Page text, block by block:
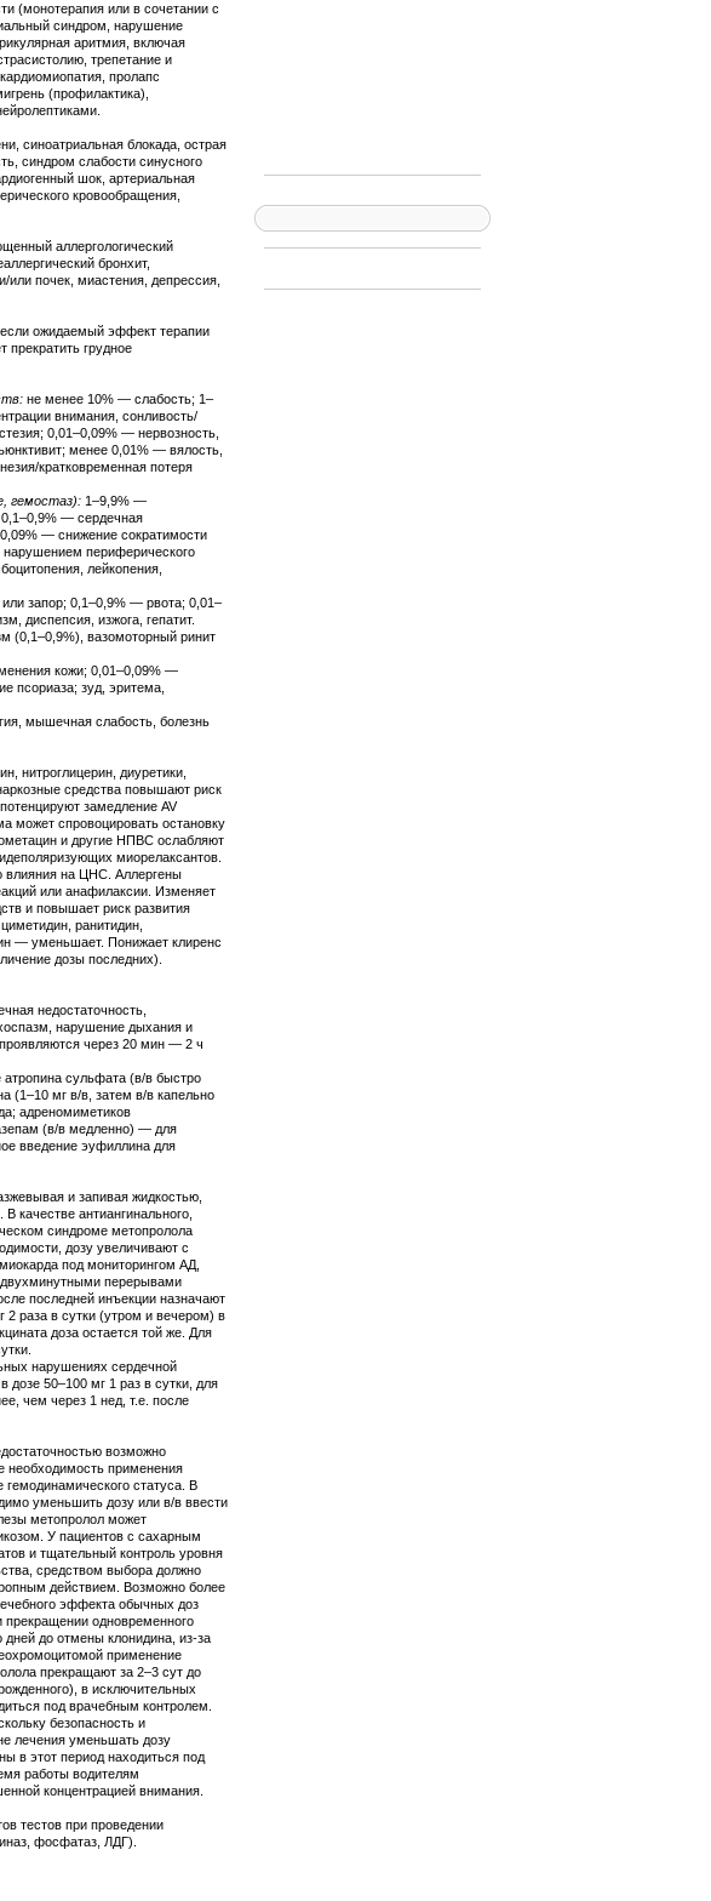
(монотерапия или в сочетании с
синдром, нарушение
аритмия, включая
трепетание и
пролапс
(профилактика),
синоатриальная блокада, острая
синдром слабости синусного
шок, артериальная
кровообращения,
аллергологический
бронхит,
почек, миастения, депрессия,
ожидаемый эффект терапии
грудное
не менее 10% — слабость; 1–
внимания, сонливость/
0,01–0,09% — нервозность,
менее 0,01% — вялость,
кратковременная потеря
гемостаз): 1–9,9% —
0,1–0,9% — сердечная
— снижение сократимости
периферического
лейкопения,
запор; 0,1–0,9% — рвота; 0,01–
диспепсия, изжога, гепатит.
(0,1–0,9%), вазомоторный ринит
кожи; 0,01–0,09% —
псориаза; зуд, эритема,
мышечная слабость, болезнь
нитроглицерин, диуретики,
средства повышают риск
замедление AV
может спровоцировать остановку
и другие НПВС ослабляют
миорелаксантов.
влияния на ЦНС. Аллергены
или анафилаксии. Изменяет
и повышает риск развития
ранитидин,
— уменьшает. Понижает клиренс
дозы последних).
недостаточность,
нарушение дыхания и
через 20 мин — 2 ч
сульфата (в/в быстро
(1–10 мг в/в, затем в/в капельно
адреномиметиков
(в/в медленно) — для
введение эуфиллина для
и запивая жидкостью,
качестве антиангинального,
синдроме метопролола
дозу увеличивают с
под мониторингом АД,
двухминутными перерывами
последней инъекции назначают
раза в сутки (утром и вечером) в
доза остается той же. Для
нарушениях сердечной
дозе 50–100 мг 1 раз в сутки, для
чем через 1 нед, т.е. после
возможно
необходимость применения
статуса. В
уменьшить дозу или в/в ввести
метопролол может
У пациентов с сахарным
и тщательный контроль уровня
средством выбора должно
действием. Возможно более
эффекта обычных доз
прекращении одновременного
до отмены клонидина, из-за
применение
прекращают за 2–3 сут до
в исключительных
под врачебным контролем.
безопасность и
лечения уменьшать дозу
в этот период находиться под
работы водителям
концентрацией внимания.
тестов при проведении
фосфатаз, ЛДГ).